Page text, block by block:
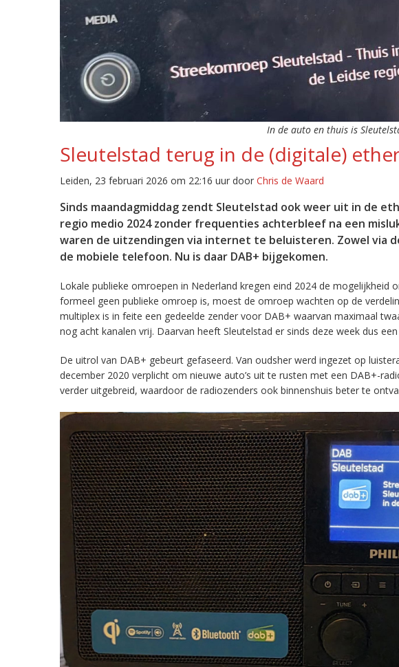
In de auto en thuis is
Sleutelstad terug in de (digitale)
Leiden, 23 februari 2026 om 22:16 uur door Chris de Waard
Sinds maandagmiddag zendt Sleutelstad ook weer uit in de
regio medio 2024 zonder frequenties achterbleef na een
waren de uitzendingen via internet te beluisteren. Zowel via
de mobiele telefoon. Nu is daar DAB+ bijgekomen.
Lokale publieke omroepen in Nederland kregen eind 2024 de mogelijkheid
formeel geen publieke omroep is, moest de omroep wachten op de
multiplex is in feite een gedeelde zender voor DAB+ waarvan maximaal
nog acht kanalen vrij. Daarvan heeft Sleutelstad er sinds deze week dus
De uitrol van DAB+ gebeurt gefaseerd. Van oudsher werd ingezet op
december 2020 verplicht om nieuwe auto’s uit te rusten met een DAB+-
verder uitgebreid, waardoor de radiozenders ook binnenshuis beter te